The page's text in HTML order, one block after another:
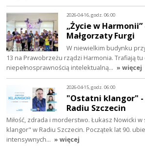
2026-04-16, godz. 06:00
„Życie w
Małgorzaty Furgi
W niewielkim budynku
13 na Prawobrzeżu rządzi Harmonia. Trafiają tu
niepełnosprawnością intelektualną… » więcej
2026-04-15, godz. 06:00
"Ostatni klangor" -
Radiu Szczecin
Miłość, zdrada i morderstwo. Łukasz Nowicki
klangor" w Radiu Szczecin. Początek lat 90.
intensywnych… » więcej